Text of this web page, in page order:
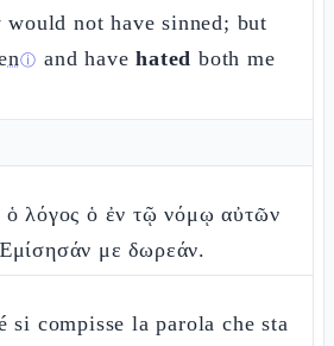
would not have sinned; but
ⓘ and havehated both me
λόγος ὁ ἐν τῷ νόμῳ αὐτῶν
με δωρεάν.
si compisse la parola che sta